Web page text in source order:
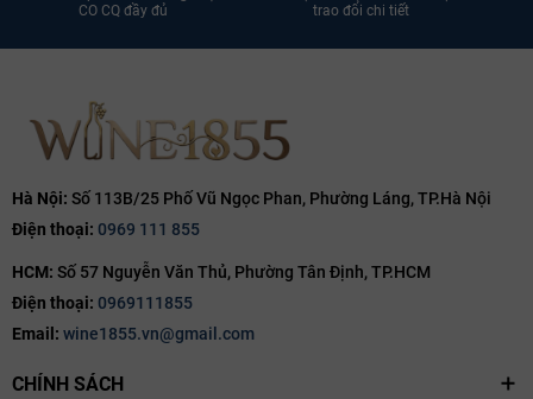
CO CQ đầy đủ
trao đổi chi tiết
Hà Nội: Số 113B/25 Phố Vũ Ngọc Phan, Phường Láng, TP.Hà Nội
Điện thoại: 0969 111 855
HCM: Số 57 Nguyễn Văn Thủ, Phường Tân Định, TP.HCM
Điện thoại: 0969111855
Email: wine1855.vn@gmail.com
CHÍNH SÁCH